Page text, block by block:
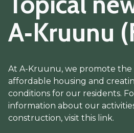
A‑Kruunu
At A-Kruunu, we promote
affordable housing and
conditions for our residents.
information about our
construction, visit this link.